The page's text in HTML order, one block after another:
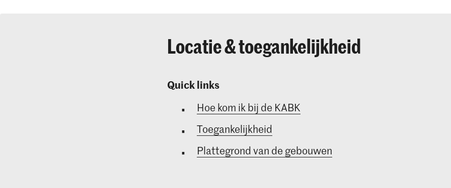
Locatie & toegankelijkheid
Quick links
Hoe kom ik bij de KABK
Toegankelijkheid
Plattegrond van de gebouwen